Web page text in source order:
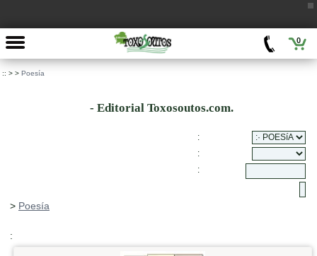
0
:: > > Poesía
- Editorial Toxosoutos.com.
:
:
:
> Poesía
: